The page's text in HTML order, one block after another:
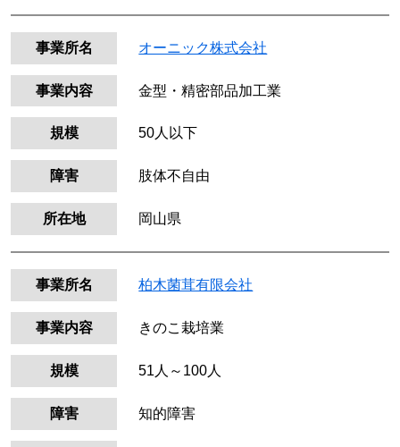
事業所名 オーニック株式会社
事業内容 金型・精密部品加工業
規模 50人以下
障害 肢体不自由
所在地 岡山県
事業所名 柏木菌茸有限会社
事業内容 きのこ栽培業
規模 51人～100人
障害 知的障害